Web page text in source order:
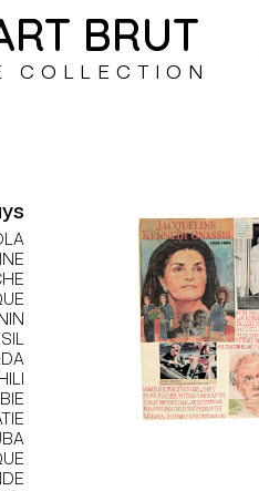
BRUT
COLLECTION